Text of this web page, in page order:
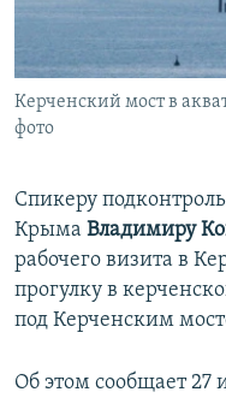
ПОБЕДИТЕЛЕЙ НЕ СУДЯТ?
КРЫМ.НЕПОКОРЕННЫЙ
ELIFBE
ПРИСОЕДИНЯЙТЕСЬ!
Керченский мост в
фото
Спикеру
Крыма Владимиру
рабочего визита в
прогулку в
под Керченским
Об этом сообщает 27